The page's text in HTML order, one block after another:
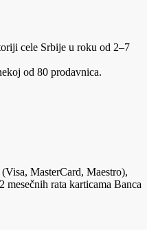
cele Srbije u roku od 2–7
od 80 prodavnica.
MasterCard, Maestro),
rata karticama Banca